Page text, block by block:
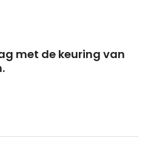
met de keuring van